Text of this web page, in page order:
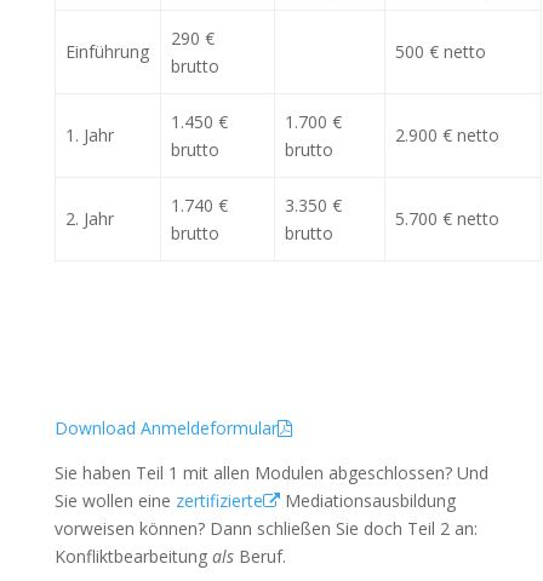
Einführung
290 €
brutto
500 € netto
1. Jahr
1.450 €
brutto
1.700 €
brutto
2.900 € netto
2. Jahr
1.740 €
brutto
3.350 €
brutto
5.700 € netto
Download Anmeldeformular
Sie haben Teil 1 mit allen Modulen abgeschlossen? Und
Sie wollen eine zertifizierte
Mediationsausbildung
vorweisen können? Dann schließen Sie doch Teil 2 an:
Konfliktbearbeitung alsBeruf.